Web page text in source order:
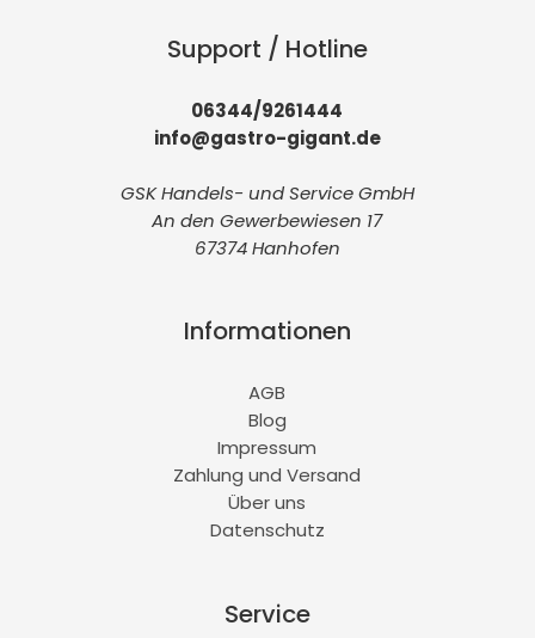
Support / Hotline
06344/9261444
info@gastro-gigant.de
GSK Handels- und Service GmbH
An den Gewerbewiesen 17
67374 Hanhofen
Informationen
AGB
Blog
Impressum
Zahlung und Versand
Über uns
Datenschutz
Service